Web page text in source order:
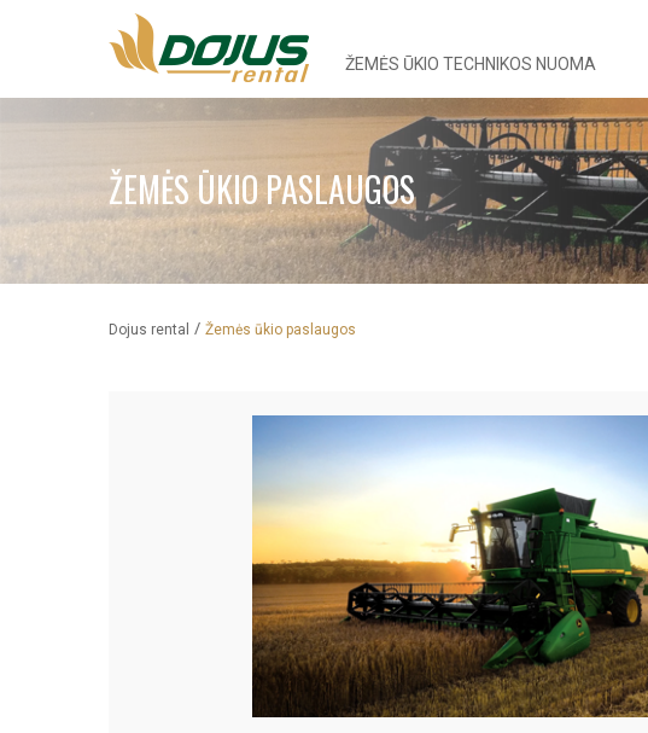
ŽEMĖS ŪKIO TECHNIKOS NUOMA
ŽEMĖS ŪKIO PASLAUGOS
Dojus rental / Žemės ūkio paslaugos